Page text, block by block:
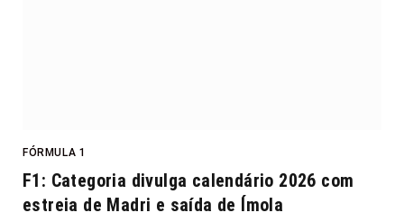
FÓRMULA 1
F1: Categoria divulga calendário 2026 com
estreia de Madri e saída de Ímola